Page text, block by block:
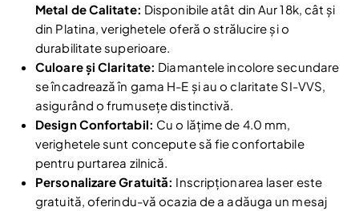
Metal de Calitate: Disponibile atât din Aur 18k, cât și
din Platina, verighetele oferă o strălucire și o
durabilitate superioare.
Culoare și Claritate: Diamantele incolore secundare
se încadrează în gama H-E și au o claritate SI-VVS,
asigurând o frumusețe distinctivă.
Design Confortabil: Cu o lățime de 4.0 mm,
verighetele sunt concepute să fie confortabile
pentru purtarea zilnică.
Personalizare Gratuită: Inscripționarea laser este
gratuită, oferindu-vă ocazia de a adăuga un mesaj